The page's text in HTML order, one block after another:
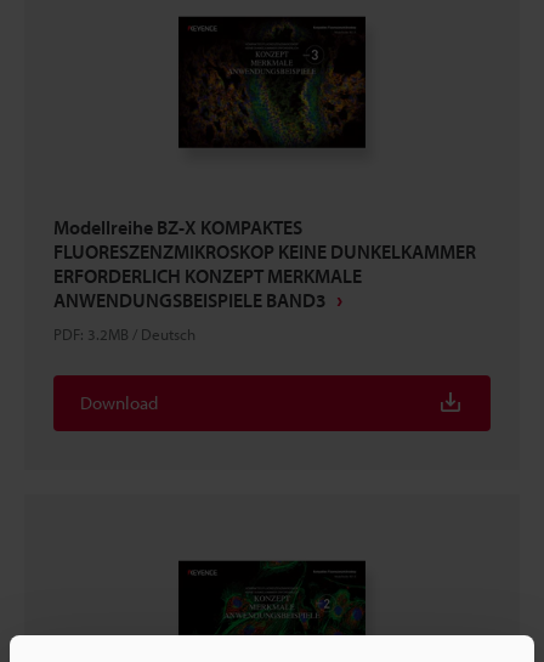
Modellreihe BZ-X KOMPAKTES
FLUORESZENZMIKROSKOP KEINE DUNKELKAMMER
ERFORDERLICH KONZEPT MERKMALE
ANWENDUNGSBEISPIELE BAND3
PDF: 3.2MB / Deutsch
Download